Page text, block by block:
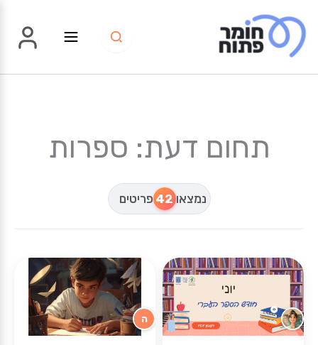
לתוכן
תחום דעת: ספרות
נמצאו 42 פריטים
ה